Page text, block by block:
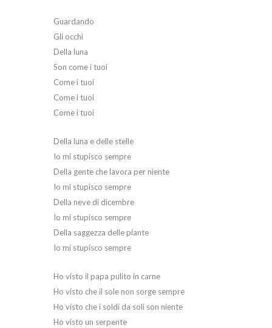
Guardando
Gli occhi
Della luna
Son come i tuoi
Come i tuoi
Come i tuoi
Come i tuoi
Della luna e delle stelle
Io mi stupisco sempre
Della gente che lavora per niente
Io mi stupisco sempre
Della neve di dicembre
Io mi stupisco sempre
Della saggezza delle piante
Io mi stupisco sempre
Ho visto il papa pulito in carne
Ho visto che il sole non sorge sempre
Ho visto che i soldi da soli son niente
Ho visto un serpente